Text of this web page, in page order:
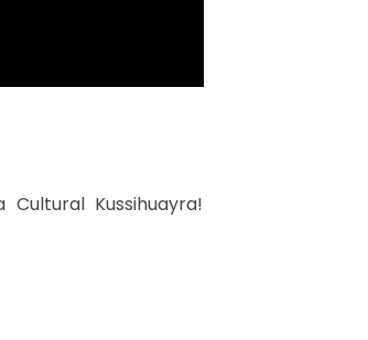
Kussihuayra!